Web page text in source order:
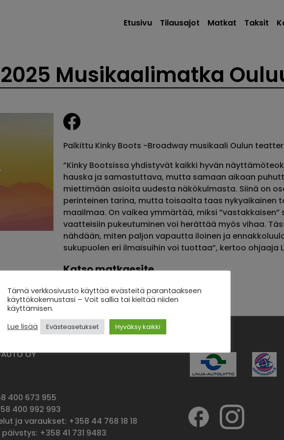
Etusivu Tilausajot Matkat Taksit
Musikaalimatka
Palkittu Kinky Boots -Broadway musikaali Oulun
”Kinky Bootsissa yhdistyvät kaikki hyvän
hauska ja samastuttava, mutta samaan aikaan
miettimään asioita uudesta näkökulmasta. Siinä on
perinteinen tarina, mutta toisaalta taas nykyaikainen
maailmaa. On vaikea ymmärtää, miksi ”vastakkaisen”
vaatteisiin pukeutuminen voi herättää myös vihaa.
nähdään, miten paljon vapautta iloinen ja
sukupuolen eri ilmaisuihin voi tuottaa”, kertoo ohjaaja
Katso matkaesite
OY
400 673 955
400 992 993
ja varaukset: +358 44 768 18 18
+358 41 731 9483
Tämä verkkosivusto käyttää evästeitä parantaakseen
käyttökokemustasi – Voit sallia tai kieltää niiden
käyttämisen.
Lue lisää
Evästeasetukset Hyväksy kaikki